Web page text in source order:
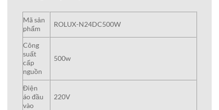
Mã sản
phẩm
ROLUX-N24DC500W
Công
suất
cấp
nguồn
500w
Điện
áo đầu
vào
220V